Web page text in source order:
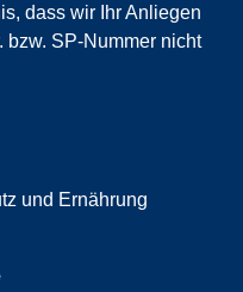
dass wir Ihr Anliegen
bzw. SP-Nummer nicht
und Ernährung